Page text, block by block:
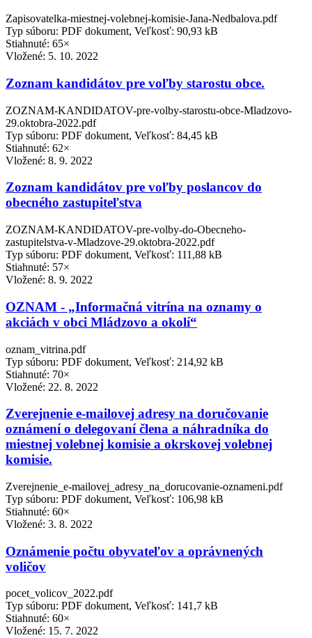
Zapisovatelka-miestnej-volebnej-komisie-Jana-Nedbalova.pdf
Typ súboru: PDF dokument, Veľkosť: 90,93 kB
Stiahnuté: 65×
Vložené: 5. 10. 2022
Zoznam kandidátov pre voľby starostu obce.
ZOZNAM-KANDIDATOV-pre-volby-starostu-obce-Mladzovo-
29.oktobra-2022.pdf
Typ súboru: PDF dokument, Veľkosť: 84,45 kB
Stiahnuté: 62×
Vložené: 8. 9. 2022
Zoznam kandidátov pre voľby poslancov do
obecného zastupiteľstva
ZOZNAM-KANDIDATOV-pre-volby-do-Obecneho-
zastupitelstva-v-Mladzove-29.oktobra-2022.pdf
Typ súboru: PDF dokument, Veľkosť: 111,88 kB
Stiahnuté: 57×
Vložené: 8. 9. 2022
OZNAM - „Informačná vitrína na oznamy o
akciách v obci Mládzovo a okolí“
oznam_vitrina.pdf
Typ súboru: PDF dokument, Veľkosť: 214,92 kB
Stiahnuté: 70×
Vložené: 22. 8. 2022
Zverejnenie e-mailovej adresy na doručovanie
oznámení o delegovaní člena a náhradníka do
miestnej volebnej komisie a okrskovej volebnej
komisie.
Zverejnenie_e-mailovej_adresy_na_dorucovanie-oznameni.pdf
Typ súboru: PDF dokument, Veľkosť: 106,98 kB
Stiahnuté: 60×
Vložené: 3. 8. 2022
Oznámenie počtu obyvateľov a oprávnených
voličov
pocet_volicov_2022.pdf
Typ súboru: PDF dokument, Veľkosť: 141,7 kB
Stiahnuté: 60×
Vložené: 15. 7. 2022